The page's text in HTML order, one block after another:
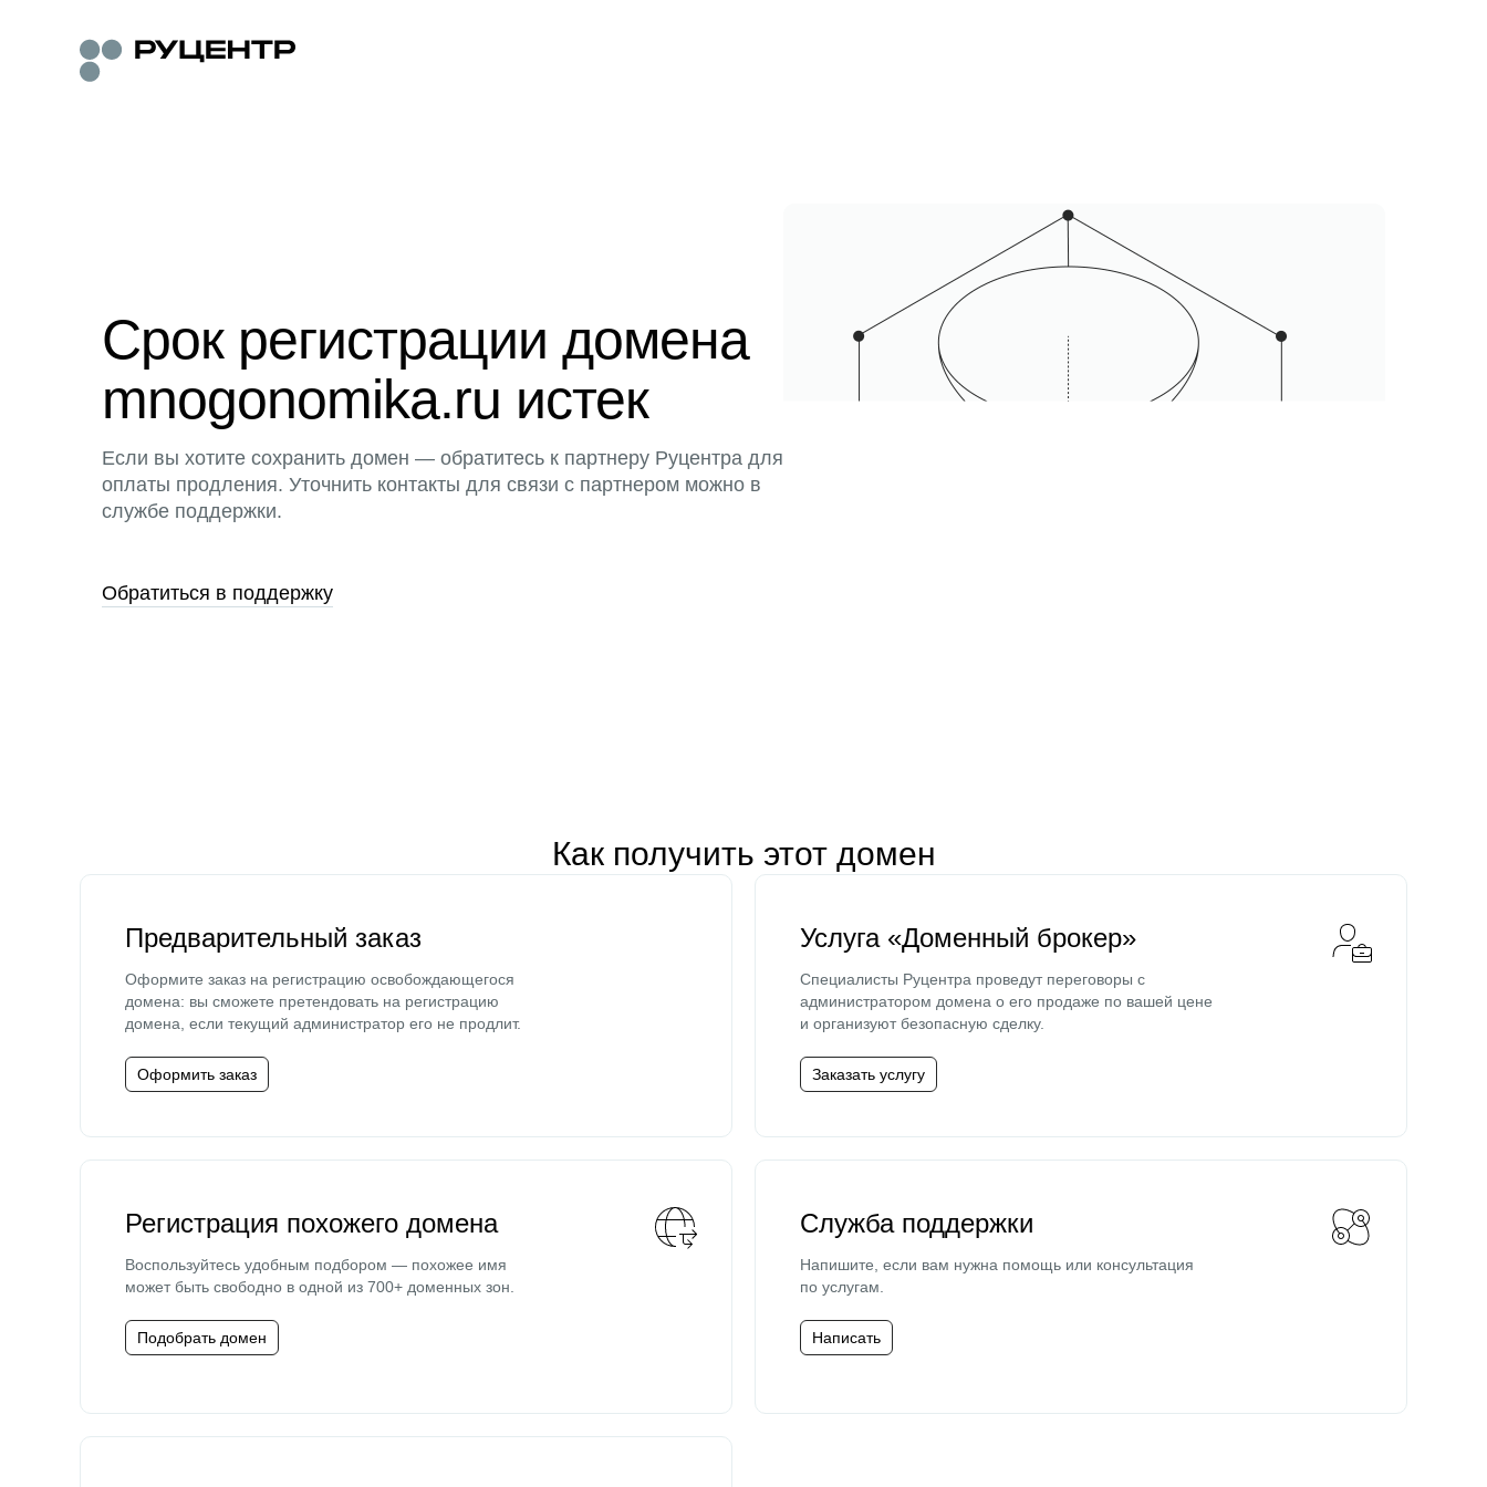
Срок регистрации домена
mnogonomika.ru истек
Если вы хотите сохранить домен — обратитесь к партнеру Руцентра для
оплаты продления. Уточнить контакты для связи с партнером можно в
службе поддержки.
Обратиться в поддержку
Как получить этот домен
Предварительный заказ
Оформите заказ на регистрацию освобождающегося
домена: вы сможете претендовать на регистрацию
домена, если текущий администратор его не продлит.
Оформить заказ
Услуга «Доменный брокер»
Специалисты Руцентра проведут переговоры с
администратором домена о его продаже по вашей цене
и организуют безопасную сделку.
Заказать услугу
Регистрация похожего домена
Воспользуйтесь удобным подбором — похожее имя
может быть свободно в одной из 700+ доменных зон.
Подобрать домен
Служба поддержки
Напишите, если вам нужна помощь или консультация
по услугам.
Написать